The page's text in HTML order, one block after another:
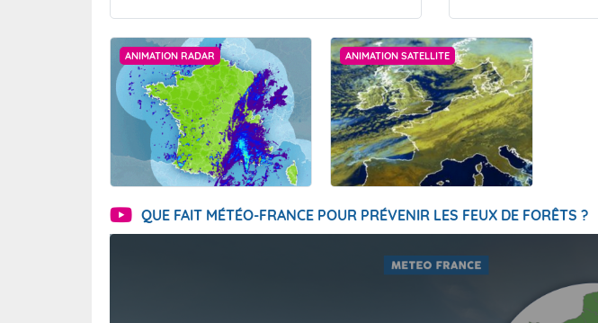
ANIMATION RADAR ANIMATION SATELLITE
QUE FAIT MÉTÉO-FRANCE POUR PRÉVENIR LES FEUX DE FORÊTS ?